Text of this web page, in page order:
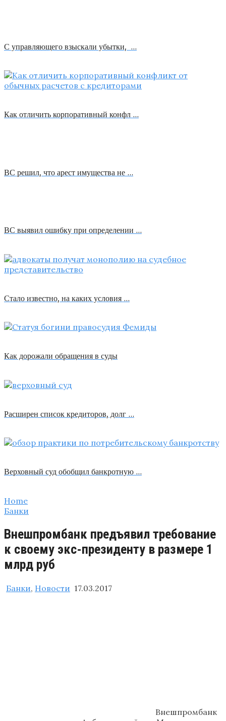
С управляющего взыскали убытки, …
Как отличить корпоративный конфл …
ВС решил, что арест имущества не …
ВС выявил ошибку при определении …
Стало известно, на каких условия …
Как дорожали обращения в суды
Расширен список кредиторов, долг …
Верховный суд обобщил банкротную …
Home
Банки
Внешпромбанк предъявил требование
к своему экс-президенту в размере 1
млрд руб
Банки, Новости 17.03.2017
Внешпромбанк